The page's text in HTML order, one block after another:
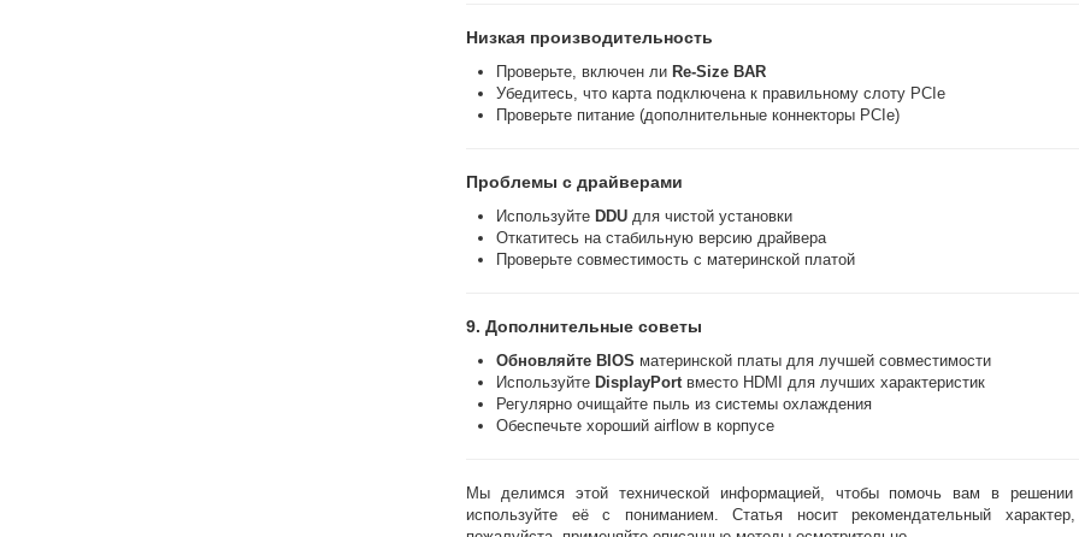
Низкая производительность
Проверьте, включен ли Re-Size BAR
Убедитесь, что карта подключена к правильному слоту PCIe
Проверьте питание (дополнительные коннекторы PCIe)
Проблемы с драйверами
Используйте DDU для чистой установки
Откатитесь на стабильную версию драйвера
Проверьте совместимость с материнской платой
9. Дополнительные советы
Обновляйте BIOS материнской платы для лучшей совместимости
Используйте DisplayPortвместо HDMI для лучших характеристик
Регулярно очищайте пыль из системы охлаждения
Обеспечьте хороший airflow в корпусе
Мы делимся этой технической информацией, чтобы помочь вам в
используйте её с пониманием. Статья носит рекомендательный